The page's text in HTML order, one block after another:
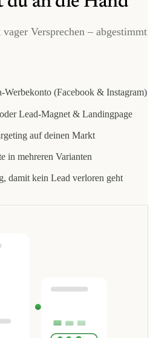
Versprechen – abgestimmt
Werbekonto (Facebook & Instagram)
Lead-Magnet & Landingpage
auf deinen Markt
in mehreren Varianten
damit kein Lead verloren geht